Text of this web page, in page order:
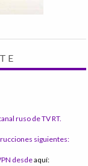
ruso de TV RT.
siguientes:
desdeaquí: